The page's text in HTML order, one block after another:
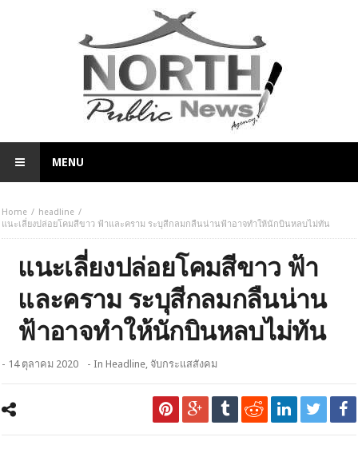
MENU
Home
headline
แนะเลี่ยงปล่อยโคมสีขาว ฟ้าและคราม ระบุสีกลมกลืนน่านฟ้าอาจทำให้นักบินหลบไม่ทัน
แนะเลี่ยงปล่อยโคมสีขาว ฟ้า
และคราม ระบุสีกลมกลืนน่าน
ฟ้าอาจทำให้นักบินหลบไม่ทัน
- 14 ตุลาคม 2020 - InHeadline, จับกระแสสังคม